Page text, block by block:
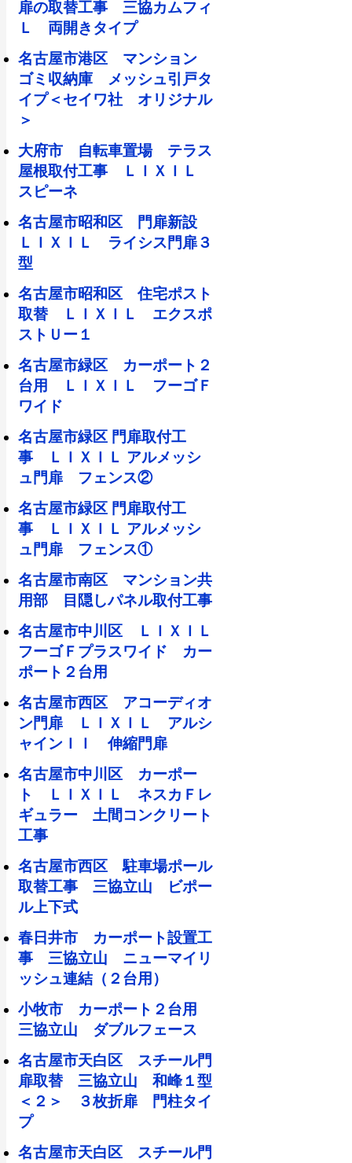
扉の取替工事 三協カムフィ
Ｌ 両開きタイプ
名古屋市港区 マンション
ゴミ収納庫 メッシュ引戸タ
イプ＜セイワ社 オリジナル
＞
大府市 自転車置場 テラス
屋根取付工事 ＬＩＸＩＬ
スピーネ
名古屋市昭和区 門扉新設
ＬＩＸＩＬ ライシス門扉３
型
名古屋市昭和区 住宅ポスト
取替 ＬＩＸＩＬ エクスポ
ストＵー１
名古屋市緑区 カーポート２
台用 ＬＩＸＩＬ フーゴＦ
ワイド
名古屋市緑区 門扉取付工
事 ＬＩＸＩＬ アルメッシ
ュ門扉 フェンス②
名古屋市緑区 門扉取付工
事 ＬＩＸＩＬ アルメッシ
ュ門扉 フェンス①
名古屋市南区 マンション共
用部 目隠しパネル取付工事
名古屋市中川区 ＬＩＸＩＬ
フーゴＦプラスワイド カー
ポート２台用
名古屋市西区 アコーディオ
ン門扉 ＬＩＸＩＬ アルシ
ャインＩＩ 伸縮門扉
名古屋市中川区 カーポー
ト ＬＩＸＩＬ ネスカＦレ
ギュラー 土間コンクリート
工事
名古屋市西区 駐車場ポール
取替工事 三協立山 ビポー
ル上下式
春日井市 カーポート設置工
事 三協立山 ニューマイリ
ッシュ連結（２台用）
小牧市 カーポート２台用
三協立山 ダブルフェース
名古屋市天白区 スチール門
扉取替 三協立山 和峰１型
＜２＞ ３枚折扉 門柱タイ
プ
名古屋市天白区 スチール門